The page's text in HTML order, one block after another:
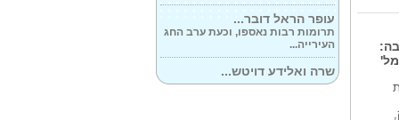
עופר הראל דובר...
תרומות רבות נאספו, וכעת ערב החג
העירייה...
שרה ואלידע דויטש...
שרה דויטש, בת 37, מחיפה, היא